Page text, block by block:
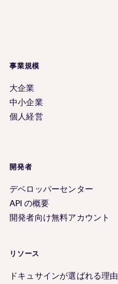
事業規模
大企業
中小企業
個人経営
開発者
デベロッパーセンター
API の概要
開発者向け無料アカウント
リソース
ドキュサインが選ばれる理由